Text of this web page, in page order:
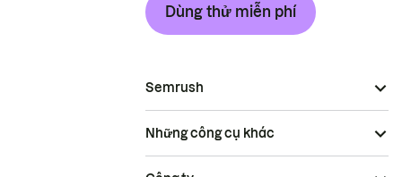
Dùng thử miễn phí
Semrush
Những công cụ khác